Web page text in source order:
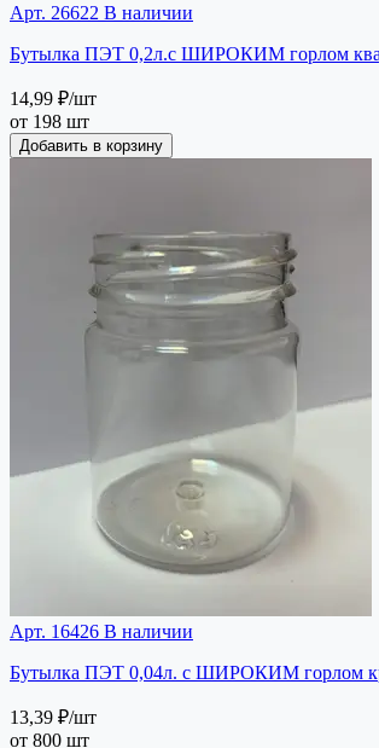
Арт. 26622 В наличии
Бутылка ПЭТ 0,2л.с ШИРОКИМ горлом
14,99 ₽/шт
от 198 шт
Добавить в корзину
Арт. 16426 В наличии
Бутылка ПЭТ 0,04л. с ШИРОКИМ горлом
13,39 ₽/шт
от 800 шт